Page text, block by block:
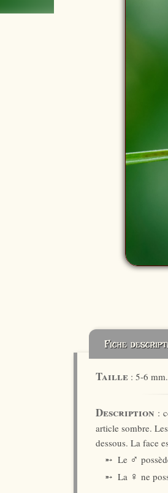
Fiche
Taille: 5-6 mm.
Description :
article sombre.
dessous. La face
➵ Le ♂
➵ La ♀ ne